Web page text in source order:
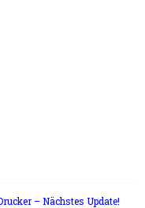
– Nächstes Update!